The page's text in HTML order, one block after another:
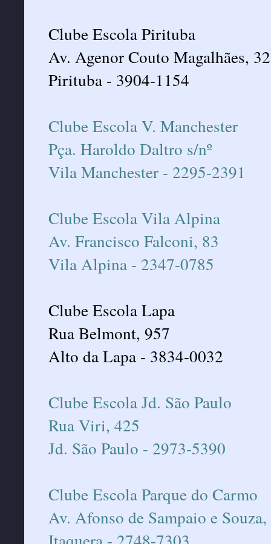
Clube Escola Pirituba
Av. Agenor Couto Magalhães, 32
Pirituba - 3904-1154
Clube Escola V. Manchester
Pça. Haroldo Daltro s/nº
Vila Manchester - 2295-2391
Clube Escola Vila Alpina
Av. Francisco Falconi, 83
Vila Alpina - 2347-0785
Clube Escola Lapa
Rua Belmont, 957
Alto da Lapa - 3834-0032
Clube Escola Jd. São Paulo
Rua Viri, 425
Jd. São Paulo - 2973-5390
Clube Escola Parque do Carmo
Av. Afonso de Sampaio e